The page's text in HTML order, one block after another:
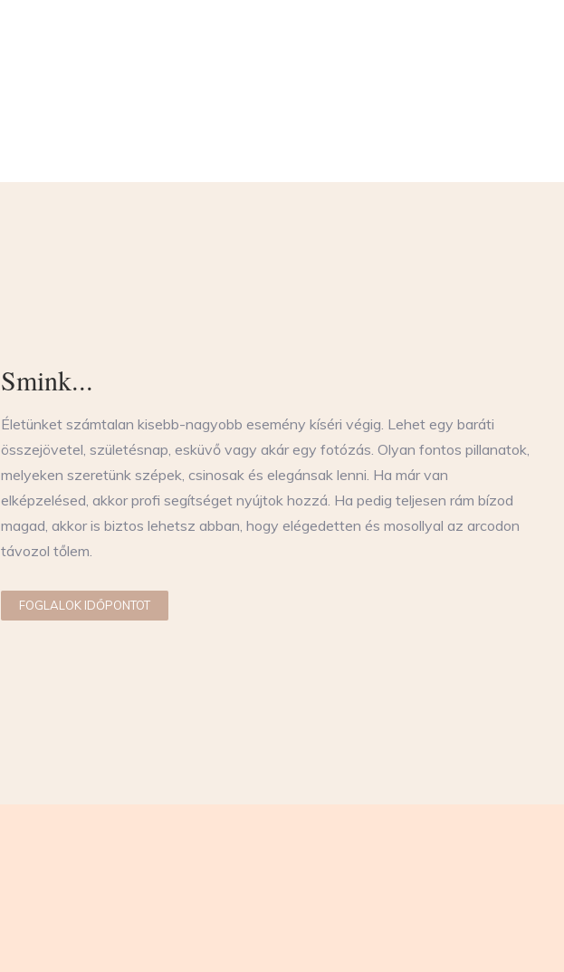
Smink...
Életünket számtalan kisebb-nagyobb esemény kíséri végig. Lehet egy baráti
összejövetel, születésnap, esküvő vagy akár egy fotózás. Olyan fontos pillanatok,
melyeken szeretünk szépek, csinosak és elegánsak lenni. Ha már van
elképzelésed, akkor profi segítséget nyújtok hozzá. Ha pedig teljesen rám bízod
magad, akkor is biztos lehetsz abban, hogy elégedetten és mosollyal az arcodon
távozol tőlem.
FOGLALOK IDŐPONTOT